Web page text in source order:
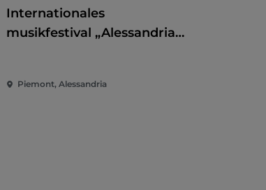
Internationales
musikfestival „Alessandria
Piemont, Alessandria